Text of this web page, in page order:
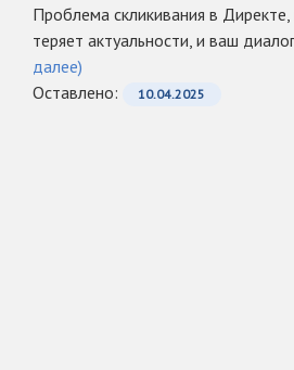
Проблема скликивания в
теряет актуальности, и ваш
далее)
Оcтавлено:
10.04.2025